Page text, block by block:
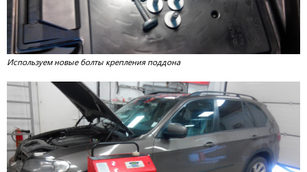
Используем новые болты крепления поддона